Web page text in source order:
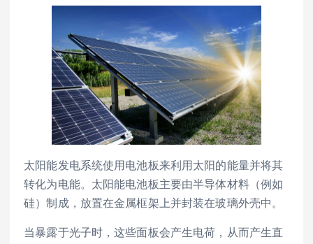
太阳能发电系统使用电池板来利用太阳的能量并将其
转化为电能。太阳能电池板主要由半导体材料（例如
硅）制成，放置在金属框架上并封装在玻璃外壳中。
当暴露于光子时，这些面板会产生电荷，从而产生直